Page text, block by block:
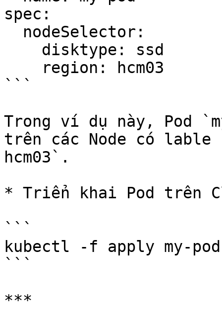
spec:
```
Trong ví dụ này, Pod
trên các Node có
hcm03`.
* Triển khai Pod trên
```
kubectl -f apply my-
```
***